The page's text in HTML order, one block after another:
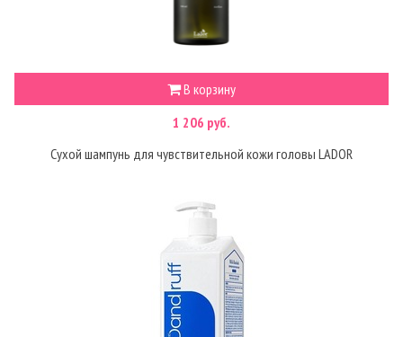
В корзину
1 206 руб.
Сухой шампунь для чувствительной кожи головы LADOR